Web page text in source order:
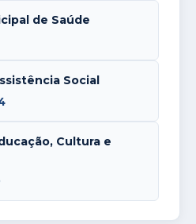
de Saúde
Social
Cultura e